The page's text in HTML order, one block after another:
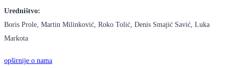
Uredništvo:
Boris Prole, Martin Milinković, Roko Tolić, Denis Smajić Savić, Luka
Markota
opširnije o nama